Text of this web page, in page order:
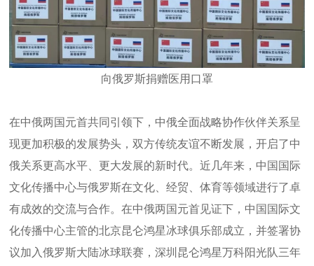
向俄罗斯捐赠医用口罩